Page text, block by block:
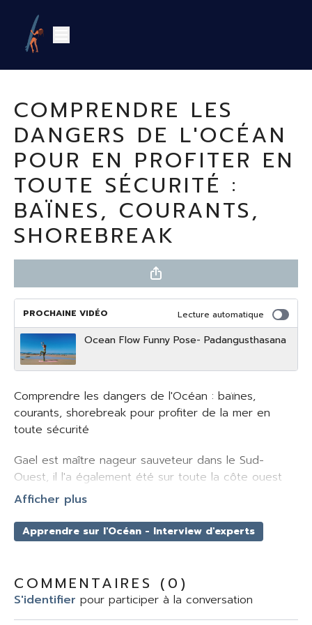
COMPRENDRE LES
DANGERS DE L'OCÉAN
POUR EN PROFITER EN
TOUTE SÉCURITÉ :
BAÏNES, COURANTS,
SHOREBREAK
PROCHAINE VIDÉO Lecture automatique
Ocean Flow Funny Pose- Padangusthasana
Comprendre les dangers de l'Océan : baïnes,
courants, shorebreak pour profiter de la mer en
toute sécurité
Gael est maître nageur sauveteur dans le Sud-
Ouest, il l'a également été sur toute la côte ouest
de la Bretagne aux Landes en passant aussi par
l'étranger entre l'Afrique du Sud et la Nouvelle
Zélande.
reconnaître les dangers de la plage entre courants,
baïnes et vagues pour profiter de l'Océan en toute
Apprendre sur l'Océan - Interview d'experts
COMMENTAIRES ( 0 )
S'identifier pour participer à la conversation